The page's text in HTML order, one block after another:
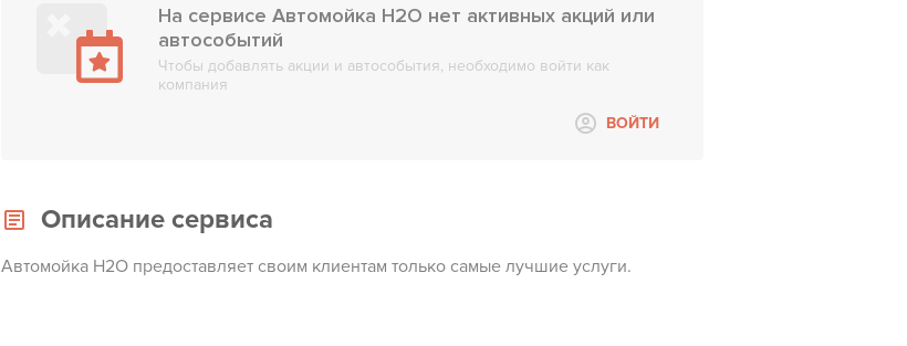
На сервисе Автомойка H2O нет активных акций или
автособытий
Чтобы добавлять акции и автособытия, необходимо войти как
компания
ВОЙТИ
Описание сервиса
Автомойка H2O предоставляет своим клиентам только самые лучшие услуги.